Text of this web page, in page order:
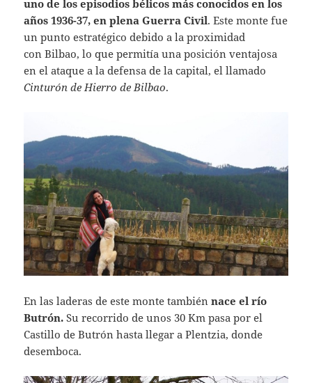
uno de los episodios bélicos más conocidos en los
años 1936-37, en plena Guerra Civil. Este monte fue
un punto estratégico debido a la proximidad
con Bilbao, lo que permitía una posición ventajosa
en el ataque a la defensa de la capital, el llamado
Cinturón de Hierro de Bilbao.
En las laderas de este monte tambiénnace el río
Butrón. Su recorrido de unos 30 Km pasa por el
Castillo de Butrón hasta llegar a Plentzia, donde
desemboca.